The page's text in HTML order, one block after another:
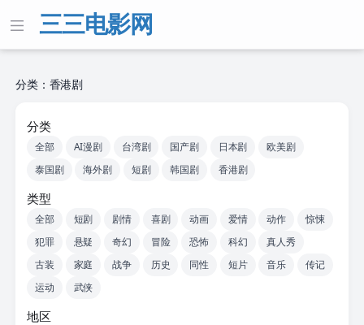
三三电影网
分类：香港剧
分类
全部 AI漫剧 台湾剧 国产剧 日本剧
欧美剧
泰国剧
海外剧 短剧 韩国剧 香港剧
类型
全部 短剧 剧情 喜剧 动画 爱情 动作
惊悚
犯罪
悬疑 奇幻 冒险 恐怖 科幻
真人秀
古装
家庭 战争 历史 同性 短片 音乐
传记
运动
武侠
地区